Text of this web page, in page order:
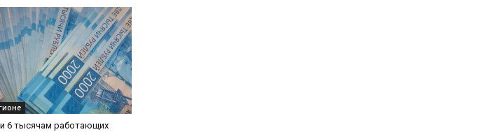
6 тысячам работающих